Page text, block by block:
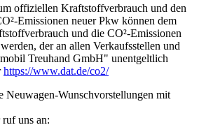
offiziellen Kraftstoffverbrauch und den
Emissionen neuer Pkw können dem
und die CO²-Emissionen
der an allen Verkaufsstellen und
Treuhand GmbH" unentgeltlich
https://www.dat.de/co2/
Neuwagen-Wunschvorstellungen mit
uns an: